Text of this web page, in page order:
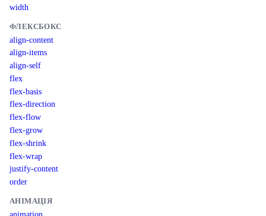
width
ФЛЕКСБОКС
align-content
align-items
align-self
flex
flex-basis
flex-direction
flex-flow
flex-grow
flex-shrink
flex-wrap
justify-content
order
АНІМАЦІЯ
animation